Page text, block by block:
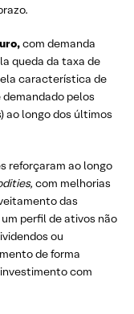
com demanda
queda da taxa de
característica de
pelos
ao longo dos últimos
reforçaram ao longo
com melhorias
das
perfil de ativos não
ou
de forma
com